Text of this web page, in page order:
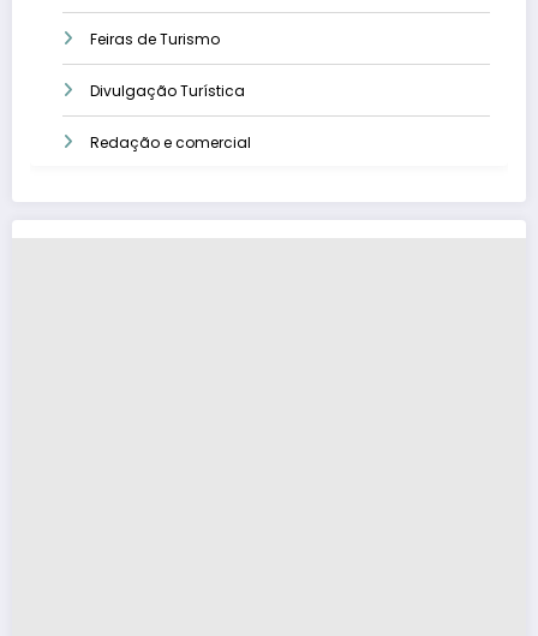
Feiras de Turismo
Divulgação Turística
Redação e comercial